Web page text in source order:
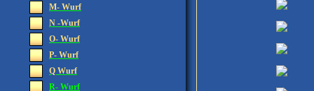
M- Wurf
N -Wurf
O- Wurf
P- Wurf
Q Wurf
R- Wurf